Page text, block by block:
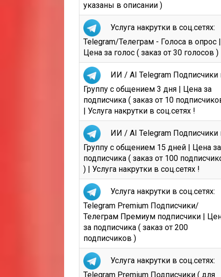
указаны в описании )
Услуга накрутки в соц.сетях:
Telegram/Телеграм - Голоса в опрос |
Цена за голос ( заказ от 30 голосов )
ИИ / AI Telegram Подписчики
Группу с общением 3 дня | Цена за
подписчика ( заказ от 10
| Услуга накрутки в соц.сетях !
ИИ / AI Telegram Подписчики
Группу с общением 15 дней | Цена за
подписчика ( заказ от 100
) | Услуга накрутки в соц.сетях !
Услуга накрутки в соц.сетях:
Telegram Premium Подписчики/
Телеграм Премиум подписчики |
за подписчика ( заказ от 200
подписчиков )
Услуга накрутки в соц.сетях:
Telegram Premium Подписчики ( для